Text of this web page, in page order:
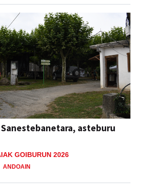
asteburu
GOIBURUN 2026
ANDOAIN